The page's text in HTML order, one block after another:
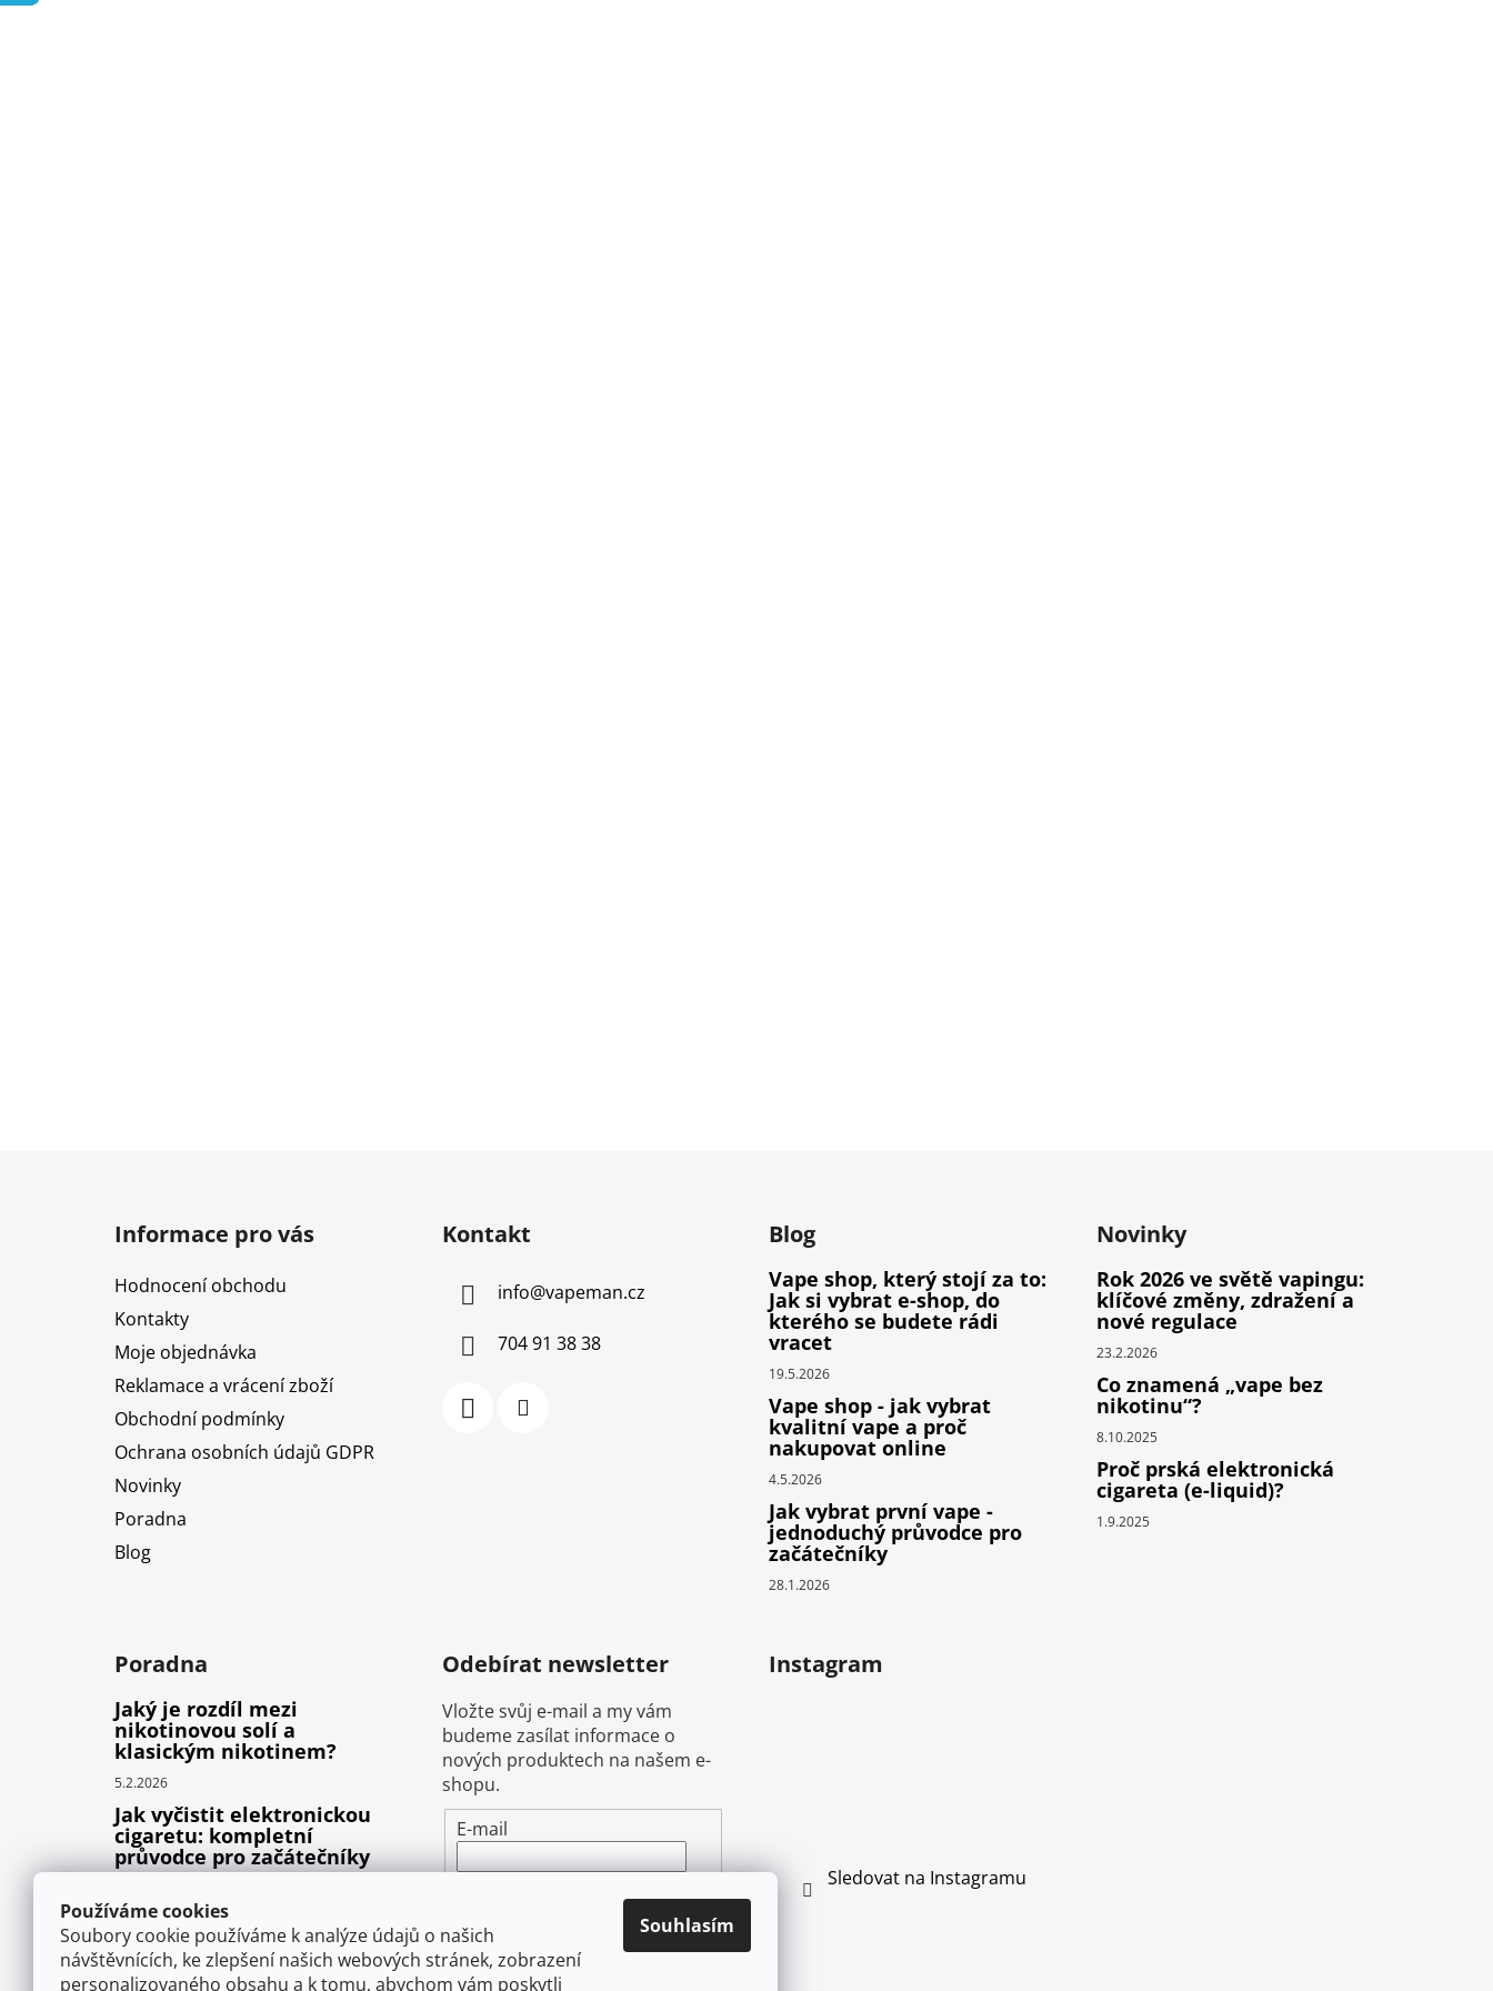
Používáme cookies
Soubory cookie používáme k analýze údajů o našich
návštěvnících, ke zlepšení našich webových stránek, zobrazení
personalizovaného obsahu a k tomu, abychom vám poskytli
Souhlasím
Informace pro vás
Hodnocení obchodu
Kontakty
Moje objednávka
Reklamace a vrácení zboží
Obchodní podmínky
Ochrana osobních údajů GDPR
Novinky
Poradna
Blog
Kontakt
info@vapeman.cz
704 91 38 38
Blog
Vape shop, který stojí za to:
Jak si vybrat e-shop, do
kterého se budete rádi
vracet
19.5.2026
Vape shop - jak vybrat
kvalitní vape a proč
nakupovat online
4.5.2026
Jak vybrat první vape -
jednoduchý průvodce pro
začátečníky
28.1.2026
Novinky
Rok 2026 ve světě vapingu:
klíčové změny, zdražení a
nové regulace
23.2.2026
Co znamená „vape bez
nikotinu“?
8.10.2025
Proč prská elektronická
cigareta (e-liquid)?
1.9.2025
Poradna
Jaký je rozdíl mezi
nikotinovou solí a
klasickým nikotinem?
5.2.2026
Jak vyčistit elektronickou
cigaretu: kompletní
průvodce pro začátečníky
Proč prská elektronická
cigareta (e-liquid)?
1.9.2025
Odebírat newsletter
Vložte svůj e-mail a my vám
budeme zasílat informace o
nových produktech na našem e-
shopu.
E-mail
podmínkami ochrany
osobních údajů
Instagram
Sledovat na Instagramu